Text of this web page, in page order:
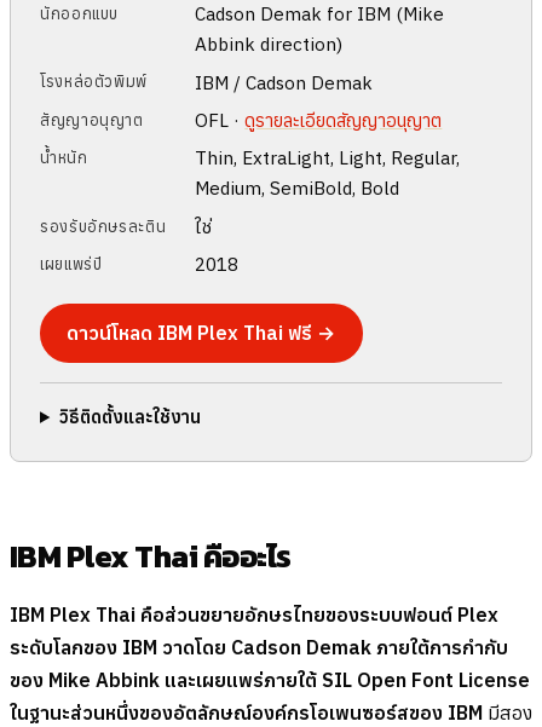
นักออกแบบ
Cadson Demak for IBM (Mike
Abbink direction)
โรงหล่อตัวพิมพ์ IBM / Cadson Demak
สัญญาอนุญาต OFL ·ดูรายละเอียดสัญญาอนุญาต
น้ำหนัก
Thin, ExtraLight, Light, Regular,
Medium, SemiBold, Bold
รองรับอักษรละติน ใช่
เผยแพร่ปี 2018
ดาวน์โหลด IBM Plex Thai ฟรี →
วิธีติดตั้งและใช้งาน
IBM Plex Thai คืออะไร
IBM Plex Thai คือส่วนขยายอักษรไทยของระบบฟอนต์ Plex
ระดับโลกของ IBM วาดโดย Cadson Demak ภายใต้การกำกับ
ของ Mike Abbink และเผยแพร่ภายใต้ SIL Open Font License
ในฐานะส่วนหนึ่งของอัตลักษณ์องค์กรโอเพนซอร์สของ IBM มีสอง